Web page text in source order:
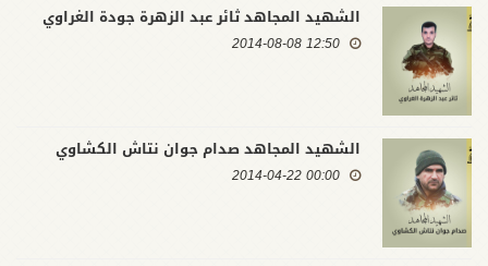
الشهيد المجاهد ثائر عبد الزهرة جودة الغراوي
12:50 2014-08-08
الشهيد المجاهد صدام جوان نتاش الكشاوي
00:00 2014-04-22